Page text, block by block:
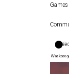
Games
Wat kost